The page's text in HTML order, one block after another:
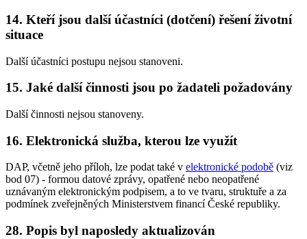
14. Kteří jsou další účastníci (dotčení) řešení životní
situace
Další účastníci postupu nejsou stanoveni.
15. Jaké další činnosti jsou po žadateli požadovány
Další činnosti nejsou stanoveny.
16. Elektronická služba, kterou lze využít
DAP, včetně jeho příloh, lze podat také v elektronické podobě (viz
bod 07) - formou datové zprávy, opatřené nebo neopatřené
uznávaným elektronickým podpisem, a to ve tvaru, struktuře a za
podmínek zveřejněných Ministerstvem financí České republiky.
28. Popis byl naposledy aktualizován